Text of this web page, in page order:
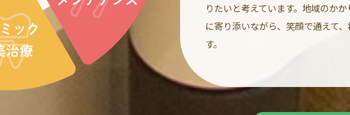
りたいと考えています。地域のか
に寄り添いながら、笑顔で通えて
す。